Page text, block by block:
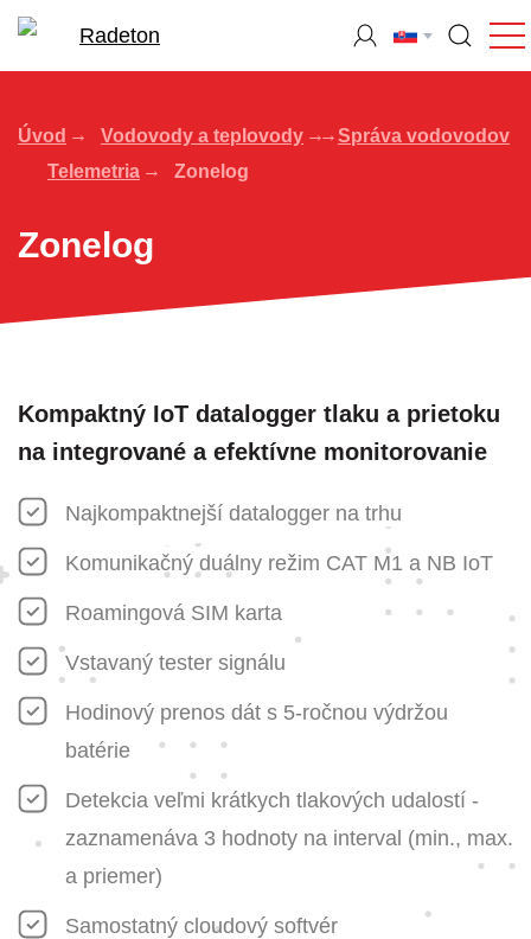
Úvod Vodovody a teplovody
Správa vodovodov
Telemetria
Zonelog
Zonelog
Kompaktný IoT datalogger tlaku a prietoku
na integrované a efektívne monitorovanie
Najkompaktnejší datalogger na trhu
Komunikačný duálny režim CAT M1 a NB IoT
Roamingová SIM karta
Vstavaný tester signálu
Hodinový prenos dát s 5-ročnou výdržou
batérie
Detekcia veľmi krátkych tlakových udalostí -
zaznamenáva 3 hodnoty na interval (min., max.
a priemer)
Samostatný cloudový softvér